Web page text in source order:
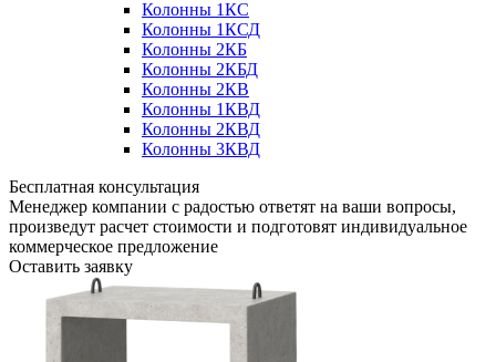
Колонны 1КС
Колонны 1КСД
Колонны 2КБ
Колонны 2КБД
Колонны 2КВ
Колонны 1КВД
Колонны 2КВД
Колонны 3КВД
Бесплатная консультация
Менеджер компании с радостью ответят на ваши вопросы,
произведут расчет стоимости и подготовят индивидуальное
коммерческое предложение
Оставить заявку